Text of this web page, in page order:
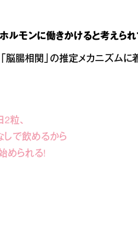
ルモンに働きかけると考えられ
脳腸相関」の推定メカニズムに
2粒、
しで飲めるから
められる!